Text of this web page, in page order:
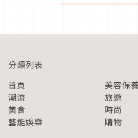
分類列表
首頁
美容保養
潮流
旅遊
美食
時尚
藝能娛樂
購物